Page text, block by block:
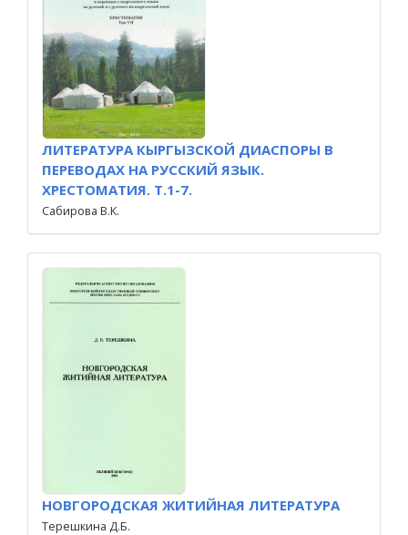
ЛИТЕРАТУРА КЫРГЫЗСКОЙ ДИАСПОРЫ В
ПЕРЕВОДАХ НА РУССКИЙ ЯЗЫК.
ХРЕСТОМАТИЯ. Т.1-7.
Сабирова В.К.
НОВГОРОДСКАЯ ЖИТИЙНАЯ ЛИТЕРАТУРА
Терешкина Д.Б.